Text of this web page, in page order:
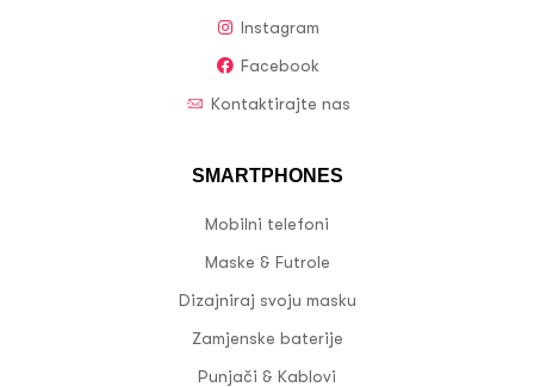
Instagram
Facebook
Kontaktirajte nas
SMARTPHONES
Mobilni telefoni
Maske & Futrole
Dizajniraj svoju masku
Zamjenske baterije
Punjači & Kablovi